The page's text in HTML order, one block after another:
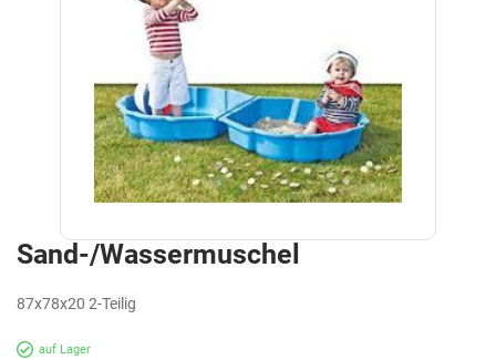
Sand-/Wassermuschel
87x78x20 2-Teilig
auf Lager